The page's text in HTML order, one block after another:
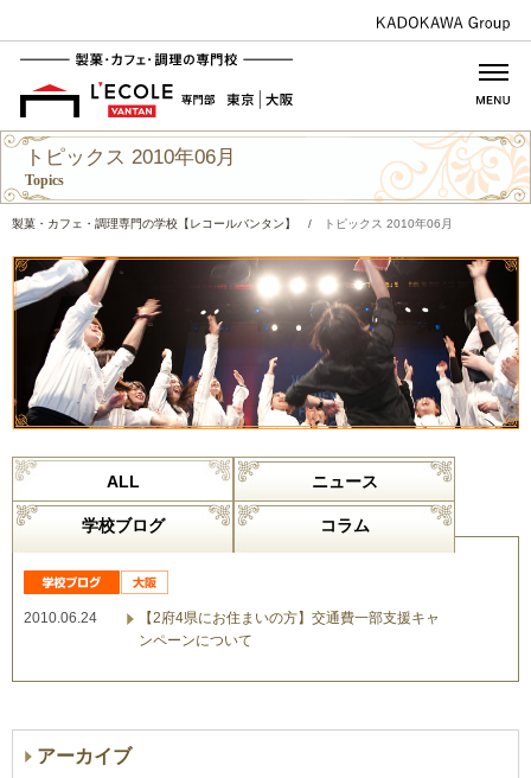
トピックス 2010年06月
Topics
製菓・カフェ・調理専門の学校【レコールバンタン】 / トピックス 2010年06月
ALL ニュース
学校ブログ コラム
2010.06.24
【2府4県にお住まいの方】交通費一部支援キャ
ンペーンについて
アーカイブ